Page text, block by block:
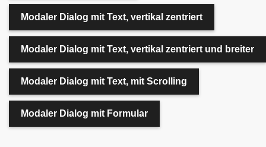
Modaler Dialog mit Text, vertikal zentriert
Modaler Dialog mit Text, vertikal zentriert und breiter
Modaler Dialog mit Text, mit Scrolling
Modaler Dialog mit Formular